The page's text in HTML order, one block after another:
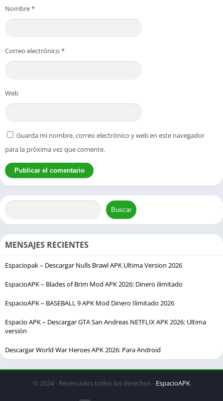
Nombre*
Correo electrónico *
Web
Guarda mi nombre, correo electrónico y web en este navegador
para la próxima vez que comente.
Buscar
MENSAJES RECIENTES
Espaciopak – Descargar Nulls Brawl APK Ultima Version 2026
EspacioAPK – Blades of Brim Mod APK 2026: Dinero ilimitado
EspacioAPK – BASEBALL 9 APK Mod Dinero Ilimitado 2026
Espacio APK – Descargar GTA San Andreas NETFLIX APK 2026: Ultima
versión
Descargar World War Heroes APK 2026: Para Android
© 2024 - Reservados todos los derechos - EspacioAPK